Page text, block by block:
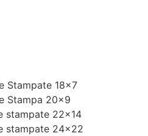
Stampate 18×7
Stampa 20×9
stampate 22×14
stampate 24×22